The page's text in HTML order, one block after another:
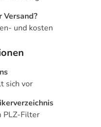
und kosten
sich vor
PLZ-Filter